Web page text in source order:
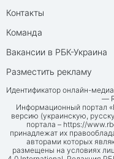
Контакты
Команда
Вакансии в РБК-Украина
Разместить рекламу
Идентификатор онлайн-
—
Информационный портал
версию (украинскую,
портала – https://
принадлежат их
авторами которых
размещены на условиях